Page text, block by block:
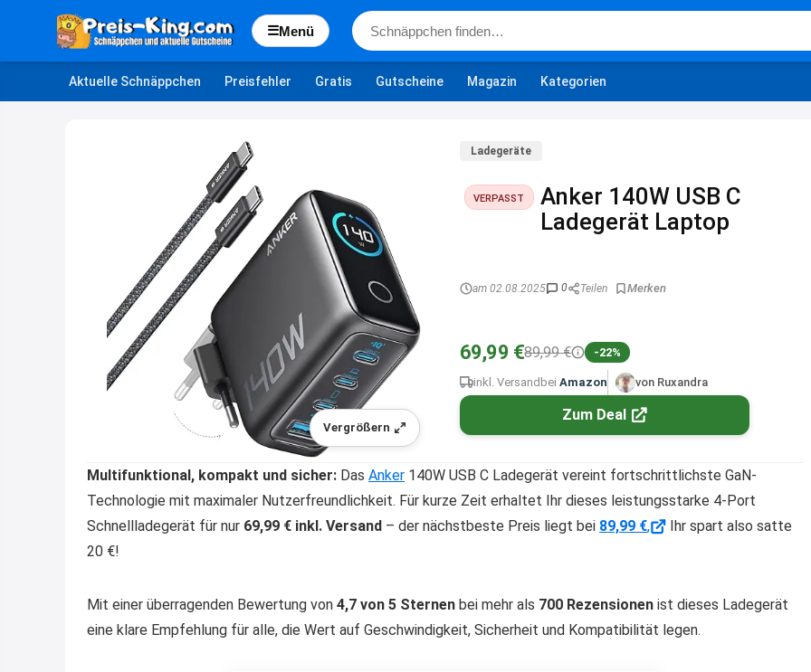
☰Menü
Aktuelle Schnäppchen Preisfehler Gratis Gutscheine Magazin Kategorien
Vergrößern
Ladegeräte
VERPASST
Anker 140W USB C
Ladegerät Laptop
am 02.08.2025 0 Teilen
69,99 €89,99 € -22%
inkl. Versand bei Amazon von Ruxandra
Zum Deal
Multifunktional, kompakt und sicher: Das Anker 140W USB C Ladegerät vereint fortschrittlichste GaN-
Technologie mit maximaler Nutzerfreundlichkeit. Für kurze Zeit erhaltet Ihr dieses leistungsstarke 4-Port
Schnellladegerät für nur 69,99 € inkl. Versand – der nächstbeste Preis liegt bei 89,99 €,
Ihr spart also satte
20 €!
Mit einer überragenden Bewertung von 4,7 von 5 Sternen bei mehr als 700 Rezensionen ist dieses Ladegerät
eine klare Empfehlung für alle, die Wert auf Geschwindigkeit, Sicherheit und Kompatibilität legen.